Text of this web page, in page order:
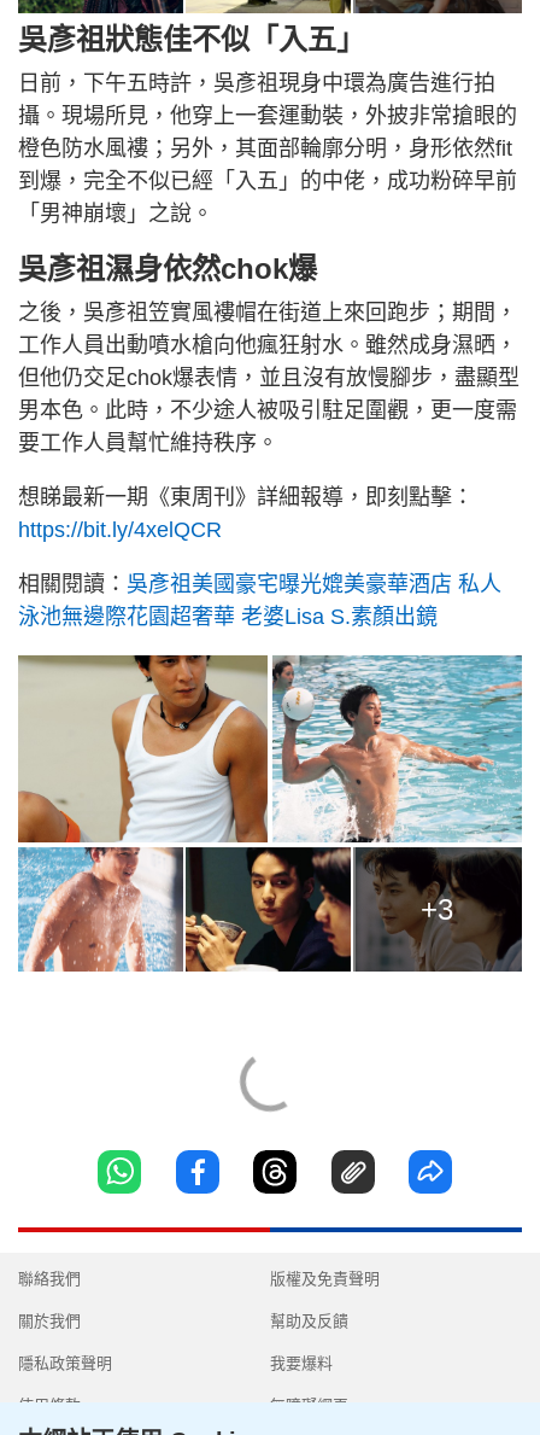
吳彥祖狀態佳不似「入五」
日前，下午五時許，吳彥祖現身中環為廣告進行拍
攝。現場所見，他穿上一套運動裝，外披非常搶眼的
橙色防水風褸；另外，其面部輪廓分明，身形依然fit
到爆，完全不似已經「入五」的中佬，成功粉碎早前
「男神崩壞」之說。
吳彥祖濕身依然chok爆
之後，吳彥祖笠實風褸帽在街道上來回跑步；期間，
工作人員出動噴水槍向他瘋狂射水。雖然成身濕晒，
但他仍交足chok爆表情，並且沒有放慢腳步，盡顯型
男本色。此時，不少途人被吸引駐足圍觀，更一度需
要工作人員幫忙維持秩序。
想睇最新一期《東周刊》詳細報導，即刻點擊：
https://bit.ly/4xelQCR
相關閱讀： 吳彥祖美國豪宅曝光媲美豪華酒店 私人
泳池無邊際花園超奢華 老婆Lisa S.素顏出鏡
+3
聯絡我們
關於我們
隱私政策聲明
使用條款
版權及免責聲明
幫助及反饋
我要爆料
無障礙網頁